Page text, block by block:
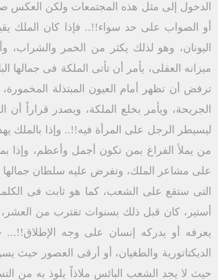
الدخول إلى مثل هذه المجتمعات ولكن العكس
أو الصواب على حد سواء!!.. فإذا كان الملك
اليونان، وهو لذلك يكثر من الخمر
ميزانه العقلى، يأمر أن تأتى الملكة فى جمالها
ترفض أن تظهر أمام العيون المبتذلة
الجريحة، ويأمر بخلع الملكة، ويصدر قراراً
ليسيطر الرجل على المرأة فيه!!.. وإذا
من يملأ الفراغ بمن تكون أجمل وأعظم، وإذا
على مشاعر الملك، وتفرض عليه سلطان جمالها
التى ستقع على الشعب، كما هو ثابت فى
أستير، كان قبل ذلك بسنوات تقترب من
يعرفه أو يدركه إنسان على وجه
الديكتاتورية والطغيان، أو أرقى العصور حيث
حيث لا يجد الشعب البائس ملاذاً يلوذ به من